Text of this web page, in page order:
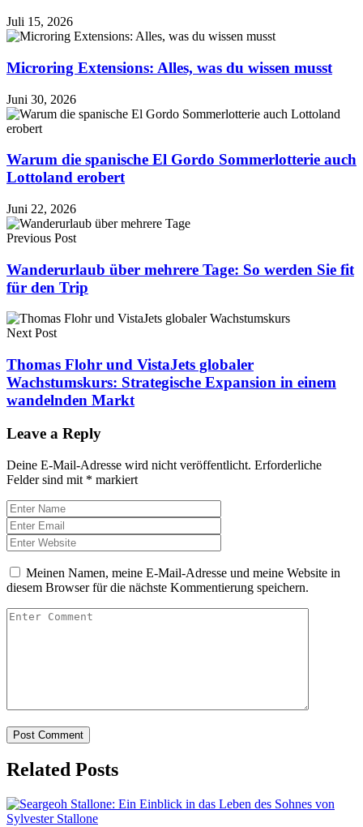
Juli 15, 2026
Microring Extensions: Alles, was du wissen musst
Juni 30, 2026
Warum die spanische El Gordo Sommerlotterie auch
Lottoland erobert
Juni 22, 2026
Previous Post
Wanderurlaub über mehrere Tage: So werden Sie fit
für den Trip
Next Post
Thomas Flohr und VistaJets globaler
Wachstumskurs: Strategische Expansion in einem
wandelnden Markt
Leave a Reply
Deine E-Mail-Adresse wird nicht veröffentlicht. Erforderliche
Felder sind mit * markiert
Meinen Namen, meine E-Mail-Adresse und meine Website in
diesem Browser für die nächste Kommentierung speichern.
Related Posts